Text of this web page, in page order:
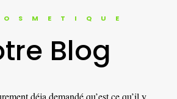
Blog
déja demandé qu’est ce qu’il y